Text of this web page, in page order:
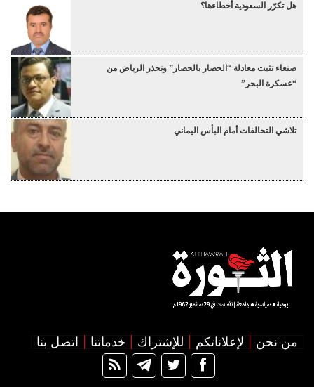
هل تكرّر السعودية أخطاءها؟
صنعاء تثبت معادلة “الحصار بالحصار” وتحذر الرياض من
“عسكرة البحر”
تلاشي التحالفات أمام البأس اليماني
من نحن لإعلاناتكم للإشتراك خدماتنا اتصل بنا